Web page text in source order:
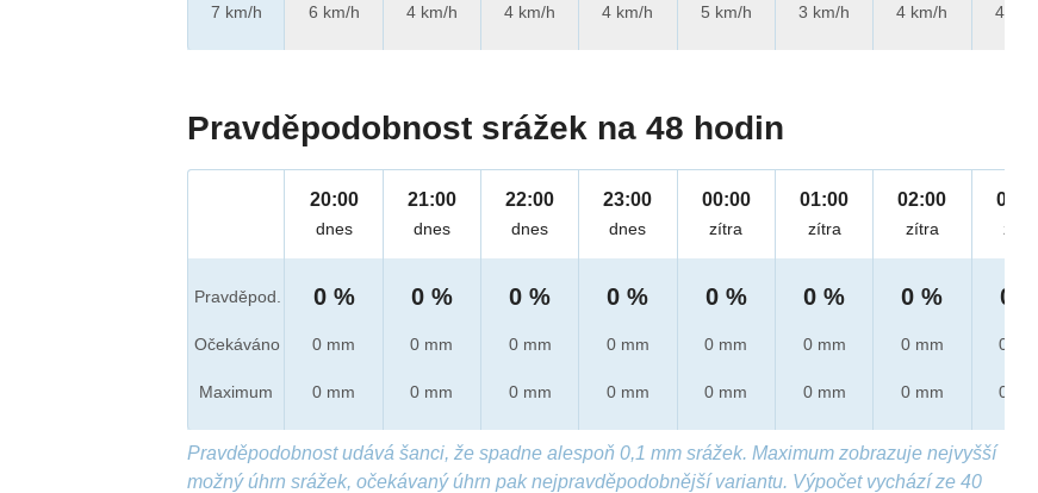
7 km/h
6 km/h
4 km/h
4 km/h
4 km/h
5 km/h
3 km/h
4 km/h
4 km/h
Pravděpodobnost srážek na 48 hodin
Pravděpod.
Očekáváno
Maximum
20:00
dnes
0 %
0 mm
0 mm
21:00
dnes
0 %
0 mm
0 mm
22:00
dnes
0 %
0 mm
0 mm
23:00
dnes
0 %
0 mm
0 mm
00:00
zítra
0 %
0 mm
0 mm
01:00
zítra
0 %
0 mm
0 mm
02:00
zítra
0 %
0 mm
0 mm
03:00
zítra
0 %
0 mm
0 mm
Pravděpodobnost udává šanci, že spadne alespoň 0,1 mm srážek. Maximum zobrazuje nejvyšší
možný úhrn srážek, očekávaný úhrn pak nejpravděpodobnější variantu. Výpočet vychází ze 40